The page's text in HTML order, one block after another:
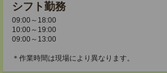
シフト勤務
09:00～18:00
10:00～19:00
09:00～13:00
＊作業時間は現場により異なります。